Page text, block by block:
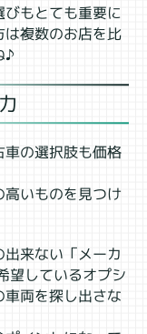
もとても重要に
複数のお店を比
♪
の選択肢も価格
いものを見つけ
来ない「メーカ
望しているオプシ
両を探し出さな